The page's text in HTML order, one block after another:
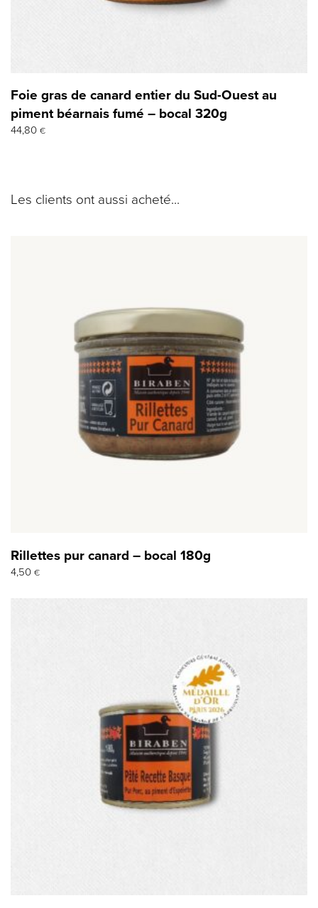
Foie gras de canard entier du Sud-Ouest au
piment béarnais fumé – bocal 320g
44,80 €
Les clients ont aussi acheté...
Rillettes pur canard – bocal 180g
4,50 €